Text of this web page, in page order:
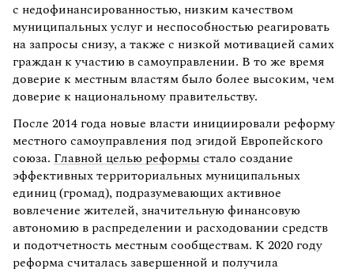
с недофинансированностью, низким качеством
муниципальных услуг и неспособностью реагировать
на запросы снизу, а также с низкой мотивацией самих
граждан к участию в самоуправлении. В то же время
доверие к местным властям было более высоким, чем
доверие к национальному правительству.
После 2014 года новые власти инициировали реформу
местного самоуправления под эгидой Европейского
союза. Главной целью реформы стало создание
эффективных территориальных муниципальных
единиц (громад), подразумевающих активное
вовлечение жителей, значительную финансовую
автономию в распределении и расходовании средств
и подотчетность местным сообществам. К 2020 году
реформа считалась завершенной и получила